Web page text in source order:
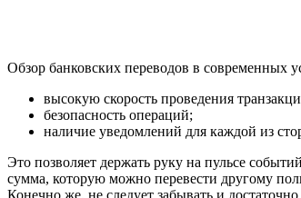
Обзор банковских переводов в современных
высокую скорость проведения
безопасность операций;
наличие уведомлений для каждой из
Это позволяет держать руку на пульсе
сумма, которую можно перевести другому